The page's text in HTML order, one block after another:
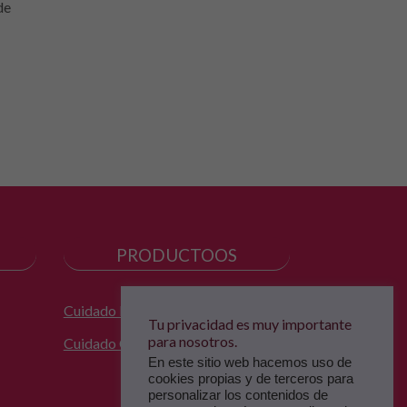
PRODUCTOOS
Cuidado Facial
Cuidado Corporal
Tu privacidad es muy importante
para nosotros.
En este sitio web hacemos uso de
cookies propias y de terceros para
personalizar los contenidos de